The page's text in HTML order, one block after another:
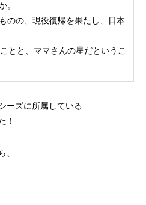
。
のの、現役復帰を果たし、日本
とと、ママさんの星だというこ
ーズに所属している
！
、